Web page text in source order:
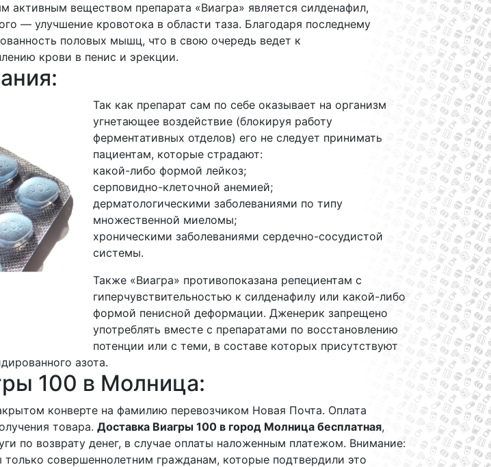
активным веществом препарата «Виагра» является силденафил,
— улучшение кровотока в области таза. Благодаря последнему
половых мышц, что в свою очередь ведет к
крови в пенис и эрекции.
Так как препарат сам по себе оказывает на организм
угнетающее воздействие (блокируя работу
ферментативных отделов) его не следует принимать
пациентам, которые страдают:
какой-либо формой лейкоз;
серповидно-клеточной анемией;
дерматологическими заболеваниями по типу
множественной миеломы;
хроническими заболеваниями сердечно-сосудистой
системы.
Также «Виагра» противопоказана репециентам с
гиперчувствительностью к силденафилу или какой-либо
формой пенисной деформации. Дженерик запрещено
употреблять вместе с препаратами по восстановлению
потенции или с теми, в составе которых присутствуют
азота.
100 в Молница:
конверте на фамилию перевозчиком Новая Почта. Оплата
товара. Доставка Виагры 100 в город Молница бесплатная,
по возврату денег, в случае оплаты наложенным платежом. Внимание:
только совершеннолетним гражданам, которые подтвердили это